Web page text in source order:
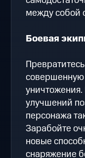
между собой
Боевая
улучшений
персонажа
Зарабойте
новые
снаряжение